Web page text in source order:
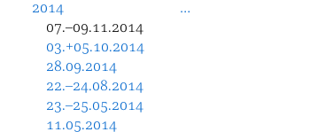
2014
07.–09.11.2014
03.+05.10.2014
28.09.2014
22.–24.08.2014
23.–25.05.2014
11.05.2014